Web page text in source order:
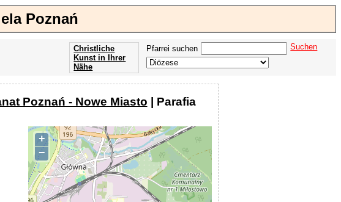
Poznań
Pfarrei suchen Suchen
Christliche
Kunst in Ihrer
Nähe
Poznań - Nowe Miasto | Parafia
+
−